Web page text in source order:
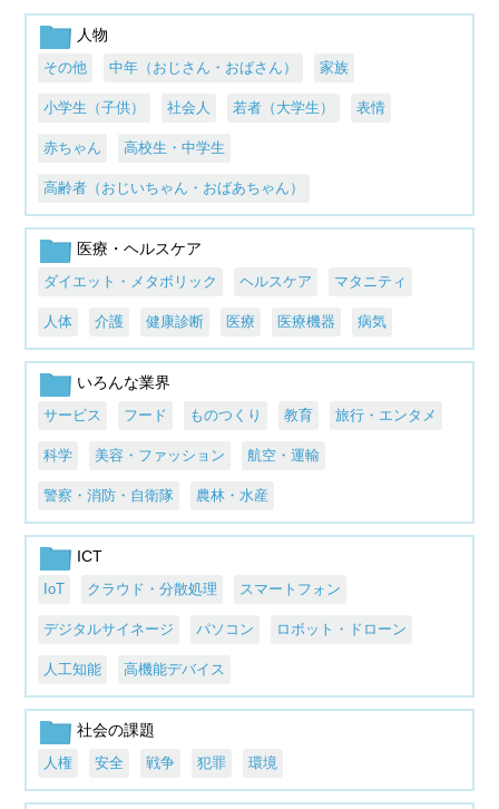
人物
その他 中年（おじさん・おばさん） 家族
小学生（子供） 社会人 若者（大学生） 表情
赤ちゃん 高校生・中学生
高齢者（おじいちゃん・おばあちゃん）
医療・ヘルスケア
ダイエット・メタボリック ヘルスケア マタニティ
人体 介護 健康診断 医療 医療機器 病気
いろんな業界
サービス フード ものつくり 教育 旅行・エンタメ
科学 美容・ファッション 航空・運輸
警察・消防・自衛隊 農林・水産
ICT
IoT クラウド・分散処理 スマートフォン
デジタルサイネージ パソコン ロボット・ドローン
人工知能 高機能デバイス
社会の課題
人権 安全 戦争 犯罪 環境